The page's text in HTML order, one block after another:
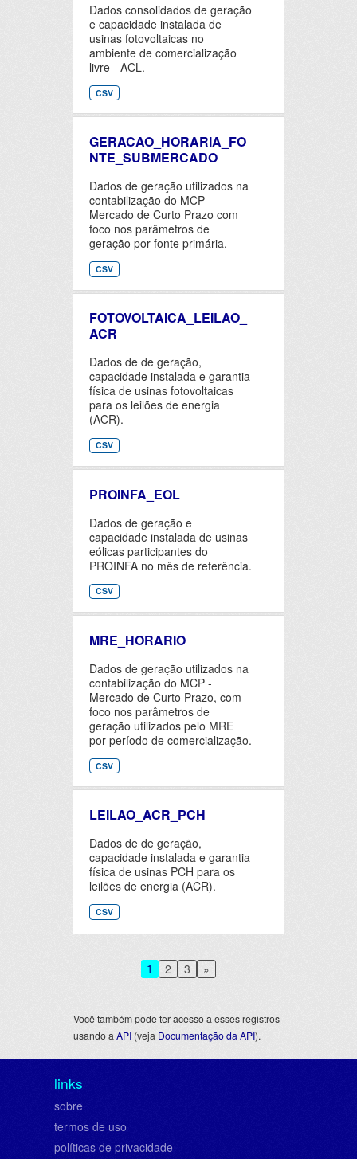
Dados consolidados de geração
e capacidade instalada de
usinas fotovoltaicas no
ambiente de comercialização
livre - ACL.
CSV
GERACAO_HORARIA_FO
NTE_SUBMERCADO
Dados de geração utilizados na
contabilização do MCP -
Mercado de Curto Prazo com
foco nos parâmetros de
geração por fonte primária.
CSV
FOTOVOLTAICA_LEILAO_
ACR
Dados de de geração,
capacidade instalada e garantia
física de usinas fotovoltaicas
para os leilões de energia
(ACR).
CSV
PROINFA_EOL
Dados de geração e
capacidade instalada de usinas
eólicas participantes do
PROINFA no mês de referência.
CSV
MRE_HORARIO
Dados de geração utilizados na
contabilização do MCP -
Mercado de Curto Prazo, com
foco nos parâmetros de
geração utilizados pelo MRE
por período de comercialização.
CSV
LEILAO_ACR_PCH
Dados de de geração,
capacidade instalada e garantia
física de usinas PCH para os
leilões de energia (ACR).
CSV
1 2 3 »
Você também pode ter acesso a esses registros
usando a API (veja Documentação da API).
links
sobre
termos de uso
políticas de privacidade